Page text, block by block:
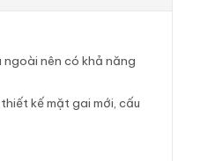
nên có khả năng
kế mặt gai mới, cấu